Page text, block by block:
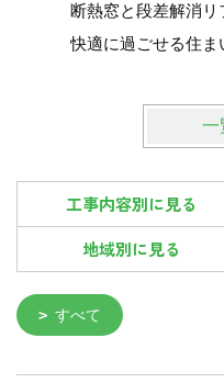
断熱窓と段差解消
快適に過ごせる住ま
一
工事内容別に見る
地域別に見る
すべて